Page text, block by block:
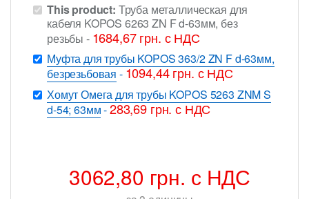
This product: Труба металлическая для
кабеля KOPOS 6263 ZN F d-63мм, без
резьбы - 1684,67грн. с НДС
Муфта для трубы KOPOS 363/2 ZN F d-63мм,
безрезьбовая -1094,44грн.с НДС
Хомут Омега для трубы KOPOS 5263 ZNM S
d-54; 63мм-283,69грн.с НДС
3062,80 грн. с НДС